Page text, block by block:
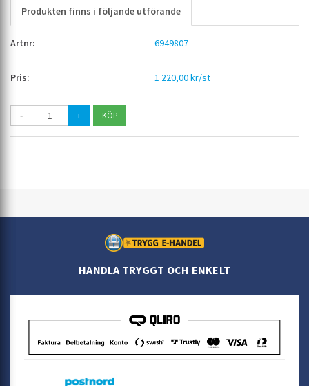
Produkten finns i följande utförande
6949807
1 220,00 kr/st
- +
HANDLA TRYGGT OCH ENKELT